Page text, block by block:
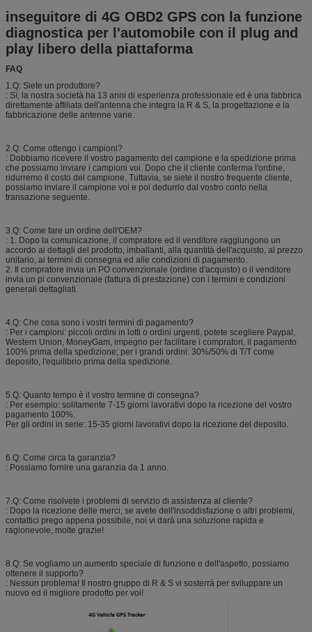
inseguitore di 4G OBD2 GPS con la funzione
diagnostica per l'automobile con il plug and
play libero della piattaforma
FAQ
1.Q: Siete un produttore?
: Sì, la nostra società ha 13 anni di esperienza professionale ed è una fabbrica
direttamente affiliata dell'antenna che integra la R & S, la progettazione e la
fabbricazione delle antenne varie.
2.Q: Come ottengo i campioni?
: Dobbiamo ricevere il vostro pagamento del campione e la spedizione prima
che possiamo inviare i campioni voi. Dopo che il cliente conferma l'ordine,
ridurremo il costo del campione. Tuttavia, se siete il nostro frequente cliente,
possiamo inviare il campione voi e poi dedurrlo dal vostro conto nella
transazione seguente.
3.Q: Come fare un ordine dell'OEM?
: 1. Dopo la comunicazione, il compratore ed il venditore raggiungono un
accordo ai dettagli del prodotto, imballanti, alla quantità dell'acquisto, al prezzo
unitario, ai termini di consegna ed alle condizioni di pagamento.
2. Il compratore invia un PO convenzionale (ordine d'acquisto) o il venditore
invia un pi convenzionale (fattura di prestazione) con i termini e condizioni
generali dettagliati.
4.Q: Che cosa sono i vostri termini di pagamento?
: Per i campioni: piccoli ordini in lotti o ordini urgenti, potete scegliere Paypal,
Western Union, MoneyGam, impegno per facilitare i compratori, il pagamento
100% prima della spedizione; per i grandi ordini: 30%/50% di T/T come
deposito, l'equilibrio prima della spedizione.
5.Q: Quanto tempo è il vostro termine di consegna?
: Per esempio: solitamente 7-15 giorni lavorativi dopo la ricezione del vostro
pagamento 100%.
Per gli ordini in serie: 15-35 giorni lavorativi dopo la ricezione del deposito.
6.Q: Come circa la garanzia?
: Possiamo fornire una garanzia da 1 anno.
7.Q: Come risolvete i problemi di servizio di assistenza al cliente?
: Dopo la ricezione delle merci, se avete dell'insoddisfazione o altri problemi,
contattici prego appena possibile, noi vi darà una soluzione rapida e
ragionevole, molte grazie!
8.Q: Se vogliamo un aumento speciale di funzione e dell'aspetto, possiamo
ottenere il supporto?
: Nessun problema! Il nostro gruppo di R & S vi sosterrà per sviluppare un
nuovo ed il migliore prodotto per voi!